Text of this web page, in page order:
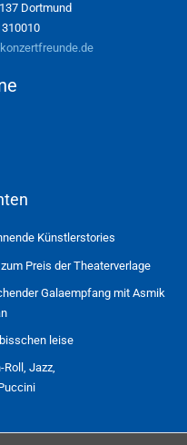
Dortmund
Künstlerstories
Preis der Theaterverlage
Galaempfang mit Asmik
leise
Roll, Jazz,